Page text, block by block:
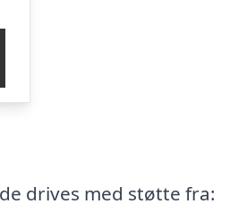
drives med støtte fra: